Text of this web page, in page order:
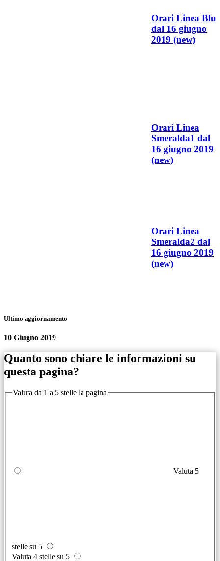
Orari Linea Blu
dal 16 giugno
2019 (new)
Orari Linea
Smeralda1 dal
16 giugno 2019
(new)
Orari Linea
Smeralda2 dal
16 giugno 2019
(new)
Ultimo aggiornamento
10 Giugno 2019
Quanto sono chiare le informazioni su
questa pagina?
Valuta da 1 a 5 stelle la pagina
Valuta 5
stelle su 5
Valuta 4 stelle su 5